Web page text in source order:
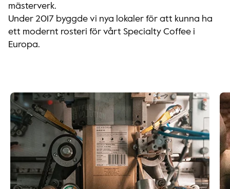
mästerverk.
Under 2017 byggde vi nya lokaler för att kunna ha
ett modernt rosteri för vårt Specialty Coffee i
Europa.